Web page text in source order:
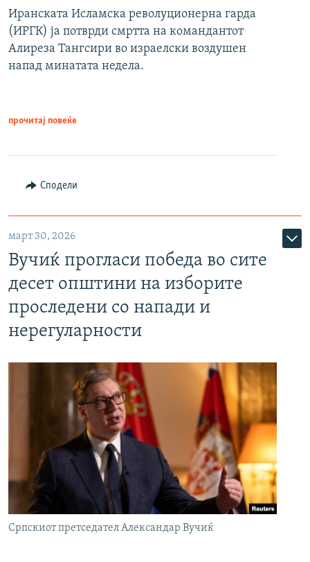
Иранската Исламска револуционерна гарда
(ИРГК) ја потврди смртта на командантот
Алиреза Тангсири во израелски воздушен
напад минатата недела.
прочитај повеќе
Сподели
март 30, 2026
Вучиќ прогласи победа во сите
десет општини на изборите
проследени со напади и
нерегуларности
Српскиот претседател Александар Вучиќ